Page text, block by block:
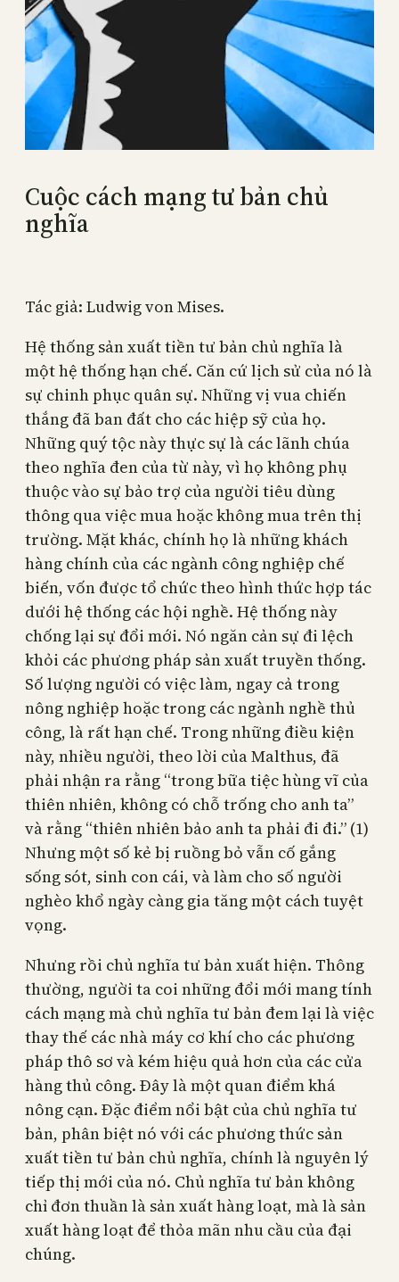
Cuộc cách mạng tư bản chủ
nghĩa
Tác giả: Ludwig von Mises.
Hệ thống sản xuất tiền tư bản chủ nghĩa là
một hệ thống hạn chế. Căn cứ lịch sử của nó là
sự chinh phục quân sự. Những vị vua chiến
thắng đã ban đất cho các hiệp sỹ của họ.
Những quý tộc này thực sự là các lãnh chúa
theo nghĩa đen của từ này, vì họ không phụ
thuộc vào sự bảo trợ của người tiêu dùng
thông qua việc mua hoặc không mua trên thị
trường. Mặt khác, chính họ là những khách
hàng chính của các ngành công nghiệp chế
biến, vốn được tổ chức theo hình thức hợp tác
dưới hệ thống các hội nghề. Hệ thống này
chống lại sự đổi mới. Nó ngăn cản sự đi lệch
khỏi các phương pháp sản xuất truyền thống.
Số lượng người có việc làm, ngay cả trong
nông nghiệp hoặc trong các ngành nghề thủ
công, là rất hạn chế. Trong những điều kiện
này, nhiều người, theo lời của Malthus, đã
phải nhận ra rằng “trong bữa tiệc hùng vĩ của
thiên nhiên, không có chỗ trống cho anh ta”
và rằng “thiên nhiên bảo anh ta phải đi đi.” (1)
Nhưng một số kẻ bị ruồng bỏ vẫn cố gắng
sống sót, sinh con cái, và làm cho số người
nghèo khổ ngày càng gia tăng một cách tuyệt
vọng.
Nhưng rồi chủ nghĩa tư bản xuất hiện. Thông
thường, người ta coi những đổi mới mang tính
cách mạng mà chủ nghĩa tư bản đem lại là việc
thay thế các nhà máy cơ khí cho các phương
pháp thô sơ và kém hiệu quả hơn của các cửa
hàng thủ công. Đây là một quan điểm khá
nông cạn. Đặc điểm nổi bật của chủ nghĩa tư
bản, phân biệt nó với các phương thức sản
xuất tiền tư bản chủ nghĩa, chính là nguyên lý
tiếp thị mới của nó. Chủ nghĩa tư bản không
chỉ đơn thuần là sản xuất hàng loạt, mà là sản
xuất hàng loạt để thỏa mãn nhu cầu của đại
chúng.